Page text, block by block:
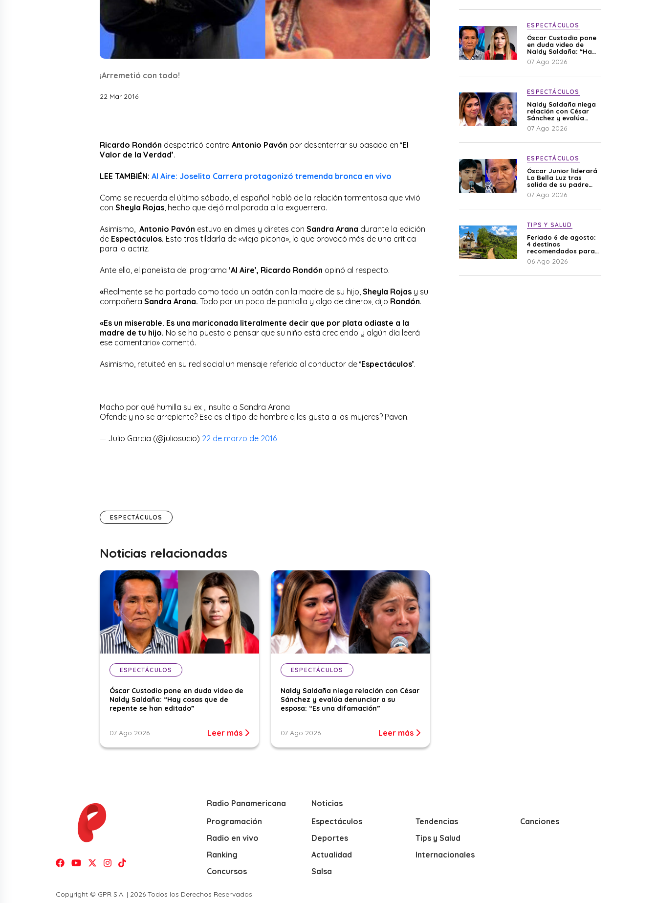
¡Arremetió con todo!
22 Mar 2016
Ricardo Rondón despotricó contra Antonio Pavón por desenterrar su pasado en ‘El
Valor de la Verdad’.
LEE TAMBIÉN: Al Aire: Joselito Carrera protagonizó tremenda bronca en vivo
Como se recuerda el último sábado, el español habló de la relación tormentosa que vivió
con Sheyla Rojas , hecho que dejó mal parada a la exguerrera.
Asimismo, Antonio Pavón estuvo en dimes y diretes con Sandra Arana durante la edición
de Espectáculos. Esto tras tildarla de «vieja picona», lo que provocó más de una crítica
para la actriz.
Ante ello, el panelista del programa ‘Al Aire’, Ricardo Rondón opinó al respecto.
«Realmente se ha portado como todo un patán con la madre de su hijo, Sheyla Rojas y su
compañera Sandra Arana. Todo por un poco de pantalla y algo de dinero», dijo Rondón.
«Es un miserable. Es una mariconada literalmente decir que por plata odiaste a la
madre de tu hijo. No se ha puesto a pensar que su niño está creciendo y algún día leerá
ese comentario» comentó.
Asimismo, retuiteó en su red social un mensaje referido al conductor de ‘Espectáculos’.
Macho por qué humilla su ex , insulta a Sandra Arana
Ofende y no se arrepiente? Ese es el tipo de hombre q les gusta a las mujeres? Pavon.
— Julio Garcia (@juliosucio) 22 de marzo de 2016
ESPECTÁCULOS
Noticias relacionadas
ESPECTÁCULOS
Óscar Custodio pone en duda video de
Naldy Saldaña: “Hay cosas que de
repente se han editado”
07 Ago 2026 Leer más
ESPECTÁCULOS
Naldy Saldaña niega relación con César
Sánchez y evalúa denunciar a su
esposa: “Es una difamación”
07 Ago 2026 Leer más
ESPECTÁCULOS
Óscar Custodio pone
en duda video de
Naldy Saldaña: “Hay
cosas que de repente
se han editado”
07 Ago 2026
ESPECTÁCULOS
Naldy Saldaña niega
relación con César
Sánchez y evalúa
denunciar a su
esposa: “Es una
07 Ago 2026
ESPECTÁCULOS
Óscar Junior liderará
La Bella Luz tras
salida de su padre
por polémica con
Naldy Saldaña
07 Ago 2026
TIPS Y SALUD
Feriado 6 de agosto:
4 destinos
recomendados para
disfrutar el descanso
06 Ago 2026
Radio Panamericana
Programación
Radio en vivo
Ranking
Concursos
Noticias
Espectáculos
Deportes
Actualidad
Salsa
Tendencias
Tips y Salud
Internacionales
Canciones
Copyright © GPR S.A. | 2026 Todos los Derechos Reservados.